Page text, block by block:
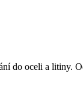
do oceli a litiny.